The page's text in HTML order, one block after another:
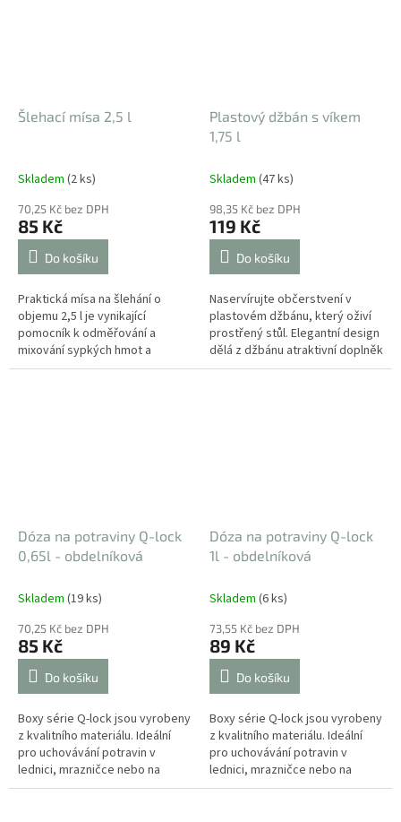
Šlehací mísa 2,5 l
Skladem (2 ks)
70,25 Kč bez DPH
85 Kč
Do košíku
Praktická mísa na šlehání o
objemu 2,5 l je vynikající
pomocník k odměřování a
mixování sypkých hmot a
tekutin.
Plastový džbán s víkem
1,75 l
Skladem (47 ks)
98,35 Kč bez DPH
119 Kč
Do košíku
Naservírujte občerstvení v
plastovém džbánu, který oživí
prostřený stůl. Elegantní design
dělá z džbánu atraktivní doplněk
do každé kuchyně. Díky
Dóza na potraviny Q-lock
0,65l - obdelníková
Skladem (19 ks)
70,25 Kč bez DPH
85 Kč
Do košíku
Boxy série Q-lock jsou vyrobeny
z kvalitního materiálu. Ideální
pro uchovávání potravin v
lednici, mrazničce nebo na
cesty. Speciální odklápěcí víčko
Dóza na potraviny Q-lock
1l - obdelníková
Skladem (6 ks)
73,55 Kč bez DPH
89 Kč
Do košíku
Boxy série Q-lock jsou vyrobeny
z kvalitního materiálu. Ideální
pro uchovávání potravin v
lednici, mrazničce nebo na
cesty. Speciální odklápěcí víčko